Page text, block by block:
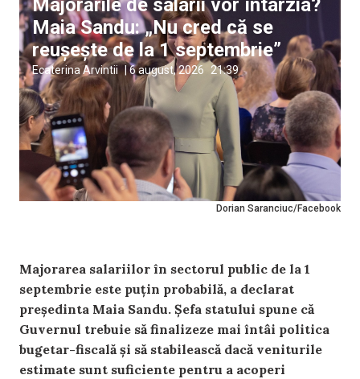
Dorian Saranciuc/Facebook
Majorările de salarii vor întârzia?
Maia Sandu: „Nu cred că se
reușește de la 1 septembrie”
Ecaterina Arvintii |6 august, 2026 21:39
Majorarea salariilor în sectorul public de la 1
septembrie este puțin probabilă, a declarat
președinta Maia Sandu. Șefa statului spune că
Guvernul trebuie să finalizeze mai întâi politica
bugetar-fiscală și să stabilească dacă veniturile
estimate sunt suficiente pentru a acoperi